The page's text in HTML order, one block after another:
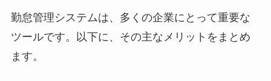
勤怠管理システムは、多くの企業にとって重要な
ツールです。以下に、その主なメリットをまとめ
ます。